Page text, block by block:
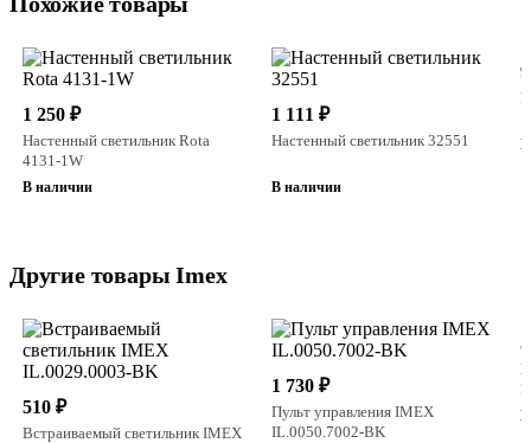
1 250 ₽
Настенный светильник Rota
4131-1W
В наличии
1 111 ₽
Настенный светильник 32551
В наличии
В
Другие товары Imex
510 ₽
Встраиваемый светильник IMEX
1 730 ₽
Пульт управления IMEX
IL.0050.7002-BK
В